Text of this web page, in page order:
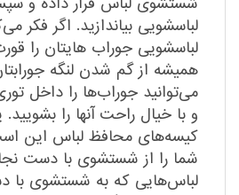
لباسشویی بیاندازید. اگر فکر
لباسشویی جوراب هایتان را
همیشه از گم شدن لنگه
می‌توانید جوراب‌ها را داخل
و با خیال راحت آنها را
کیسه‌های محافظ لباس این
شما را از شستشوی با دست
لباس‌هایی که به شستشوی با